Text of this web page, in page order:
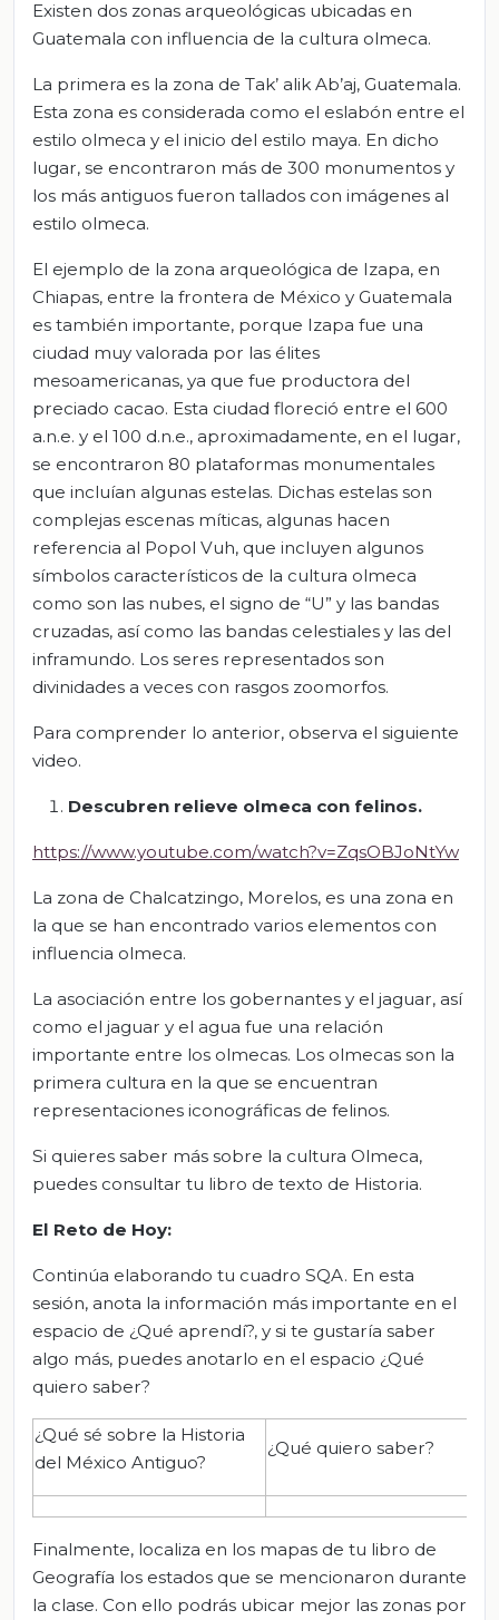
Existen dos zonas arqueológicas ubicadas en
Guatemala con influencia de la cultura olmeca.
La primera es la zona de Tak’ alik Ab’aj, Guatemala.
Esta zona es considerada como el eslabón entre el
estilo olmeca y el inicio del estilo maya. En dicho
lugar, se encontraron más de 300 monumentos y
los más antiguos fueron tallados con imágenes al
estilo olmeca.
El ejemplo de la zona arqueológica de Izapa, en
Chiapas, entre la frontera de México y Guatemala
es también importante, porque Izapa fue una
ciudad muy valorada por las élites
mesoamericanas, ya que fue productora del
preciado cacao. Esta ciudad floreció entre el 600
a.n.e. y el 100 d.n.e., aproximadamente, en el lugar,
se encontraron 80 plataformas monumentales
que incluían algunas estelas. Dichas estelas son
complejas escenas míticas, algunas hacen
referencia al Popol Vuh, que incluyen algunos
símbolos característicos de la cultura olmeca
como son las nubes, el signo de “U” y las bandas
cruzadas, así como las bandas celestiales y las del
inframundo. Los seres representados son
divinidades a veces con rasgos zoomorfos.
Para comprender lo anterior, observa el siguiente
video.
Descubren relieve olmeca con felinos.
https://www.youtube.com/watch?v=ZqsOBJoNtYw
La zona de Chalcatzingo, Morelos, es una zona en
la que se han encontrado varios elementos con
influencia olmeca.
La asociación entre los gobernantes y el jaguar, así
como el jaguar y el agua fue una relación
importante entre los olmecas. Los olmecas son la
primera cultura en la que se encuentran
representaciones iconográficas de felinos.
Si quieres saber más sobre la cultura Olmeca,
puedes consultar tu libro de texto de Historia.
El Reto de Hoy:
Continúa elaborando tu cuadro SQA. En esta
sesión, anota la información más importante en el
espacio de ¿Qué aprendí?, y si te gustaría saber
algo más, puedes anotarlo en el espacio ¿Qué
quiero saber?
¿Qué sé sobre la Historia
del México Antiguo?
¿Qué quiero saber?
Finalmente, localiza en los mapas de tu libro de
Geografía los estados que se mencionaron durante
la clase. Con ello podrás ubicar mejor las zonas por